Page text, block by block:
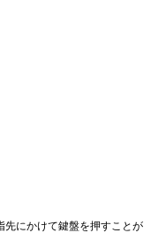
先にかけて鍵盤を押すことが